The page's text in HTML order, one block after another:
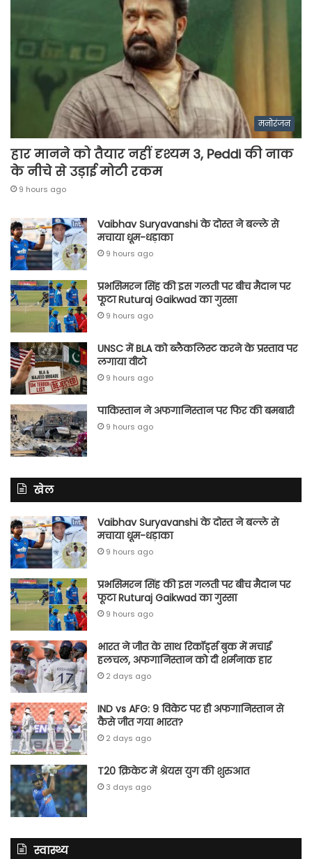
मनोरंजन
हार मानने को तैयार नहीं दृश्यम 3, Peddi की नाक
के नीचे से उड़ाई मोटी रकम
9 hours ago
Vaibhav Suryavanshi के दोस्त ने बल्ले से
मचाया धूम-धड़ाका
9 hours ago
प्रभसिमरन सिंह की इस गलती पर बीच मैदान पर
फूटा Ruturaj Gaikwad का गुस्सा
9 hours ago
UNSC में BLA को ब्लैकलिस्ट करने के प्रस्ताव पर
लगाया वीटो
9 hours ago
पाकिस्तान ने अफगानिस्तान पर फिर की बमबारी
9 hours ago
खेल
Vaibhav Suryavanshi के दोस्त ने बल्ले से
मचाया धूम-धड़ाका
9 hours ago
प्रभसिमरन सिंह की इस गलती पर बीच मैदान पर
फूटा Ruturaj Gaikwad का गुस्सा
9 hours ago
भारत ने जीत के साथ रिकॉर्ड्स बुक में मचाई
हलचल, अफगानिस्तान को दी शर्मनाक हार
2 days ago
IND vs AFG: 9 विकेट पर ही अफगानिस्तान से
कैसे जीत गया भारत?
2 days ago
T20 क्रिकेट में श्रेयस युग की शुरुआत
3 days ago
स्वास्थ्य